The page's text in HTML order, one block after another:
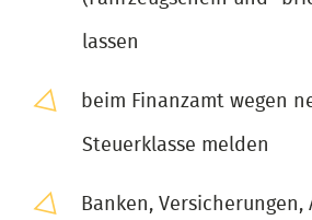
lassen
beim Finanzamt wegen
Steuerklasse melden
Banken, Versicherungen,